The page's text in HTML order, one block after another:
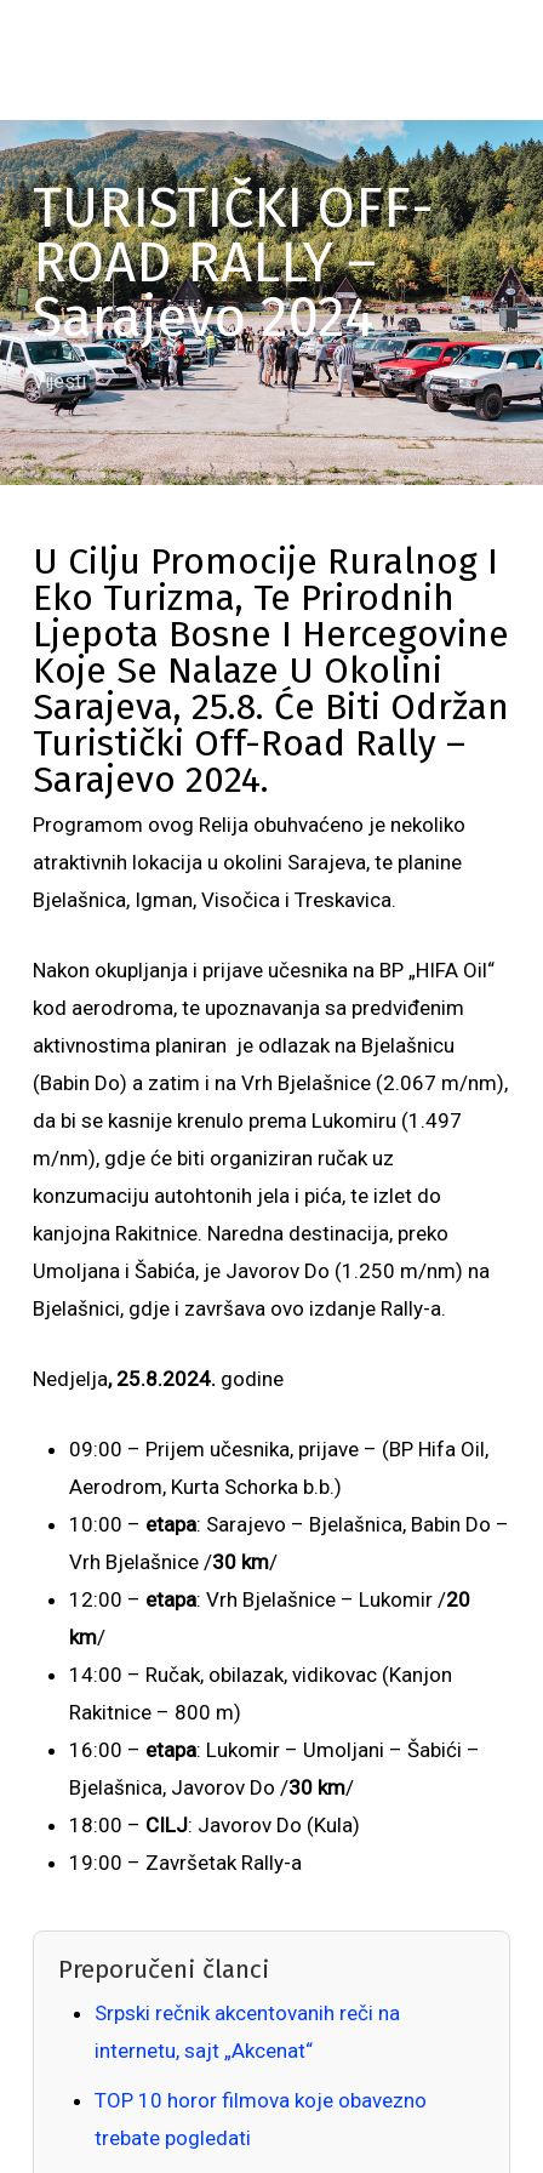
TURISTIČKI OFF-
ROAD RALLY –
Sarajevo 2024
Vijesti
U Cilju Promocije Ruralnog I
Eko Turizma, Te Prirodnih
Ljepota Bosne I Hercegovine
Koje Se Nalaze U Okolini
Sarajeva, 25.8. Će Biti Održan
Turistički Off-Road Rally –
Sarajevo 2024.
Programom ovog Relija obuhvaćeno je nekoliko
atraktivnih lokacija u okolini Sarajeva, te planine
Bjelašnica, Igman, Visočica i Treskavica.
Nakon okupljanja i prijave učesnika na BP „HIFA Oil“
kod aerodroma, te upoznavanja sa predviđenim
aktivnostima planiran je odlazak na Bjelašnicu
(Babin Do) a zatim i na Vrh Bjelašnice (2.067 m/nm),
da bi se kasnije krenulo prema Lukomiru (1.497
m/nm), gdje će biti organiziran ručak uz
konzumaciju autohtonih jela i pića, te izlet do
kanjojna Rakitnice. Naredna destinacija, preko
Umoljana i Šabića, je Javorov Do (1.250 m/nm) na
Bjelašnici, gdje i završava ovo izdanje Rally-a.
Nedjelja, 25.8.2024. godine
09:00 – Prijem učesnika, prijave – (BP Hifa Oil,
Aerodrom, Kurta Schorka b.b.)
10:00 – etapa: Sarajevo – Bjelašnica, Babin Do –
Vrh Bjelašnice /30 km/
12:00 – etapa: Vrh Bjelašnice – Lukomir /20
km/
14:00 – Ručak, obilazak, vidikovac (Kanjon
Rakitnice – 800 m)
16:00 – etapa: Lukomir – Umoljani – Šabići –
Bjelašnica, Javorov Do /30 km/
18:00 – CILJ: Javorov Do (Kula)
19:00 – Završetak Rally-a
Preporučeni članci
Srpski rečnik akcentovanih reči na
internetu, sajt „Akcenat“
TOP 10 horor filmova koje obavezno
trebate pogledati